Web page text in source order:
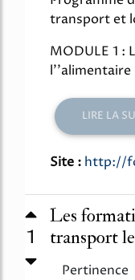
transport et
MODULE 1 :
l’'alimentaire
LIRE LA
Site : http://
1
Les
transport
Pertinence